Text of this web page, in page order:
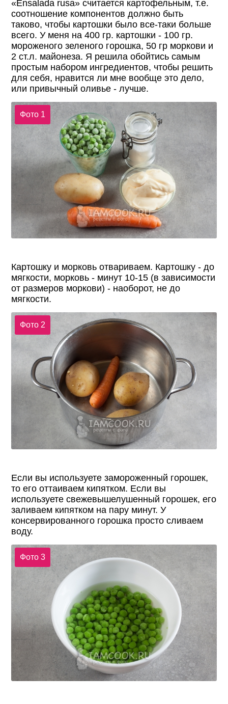
«Ensalada rusa» считается картофельным, т.е.
соотношение компонентов должно быть
таково, чтобы картошки было все-таки больше
всего. У меня на 400 гр. картошки - 100 гр.
мороженого зеленого горошка, 50 гр моркови и
2 ст.л. майонеза. Я решила обойтись самым
простым набором ингредиентов, чтобы решить
для себя, нравится ли мне вообще это дело,
или привычный оливье - лучше.
Фото 1
Картошку и морковь отвариваем. Картошку - до
мягкости, морковь - минут 10-15 (в зависимости
от размеров моркови) - наоборот, не до
мягкости.
Фото 2
Если вы используете замороженный горошек,
то его оттаиваем кипятком. Если вы
используете свежевышелушенный горошек, его
заливаем кипятком на пару минут. У
консервированного горошка просто сливаем
воду.
Фото 3